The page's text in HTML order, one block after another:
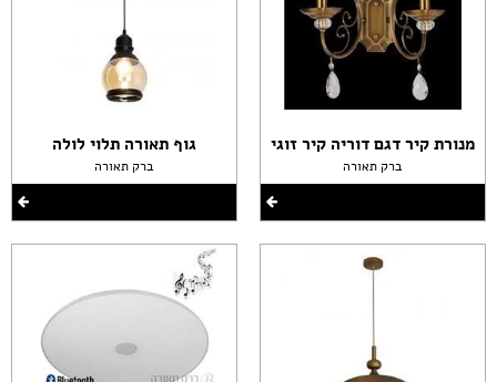
מנורת קיר דגם דוריה קיר זוגי
ברק תאורה
גוף תאורה תלוי לולה
ברק תאורה